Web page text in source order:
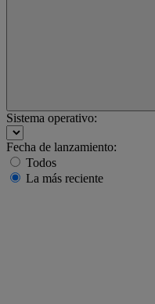
Sistema operativo:
Fecha de lanzamiento:
Todos
La más reciente